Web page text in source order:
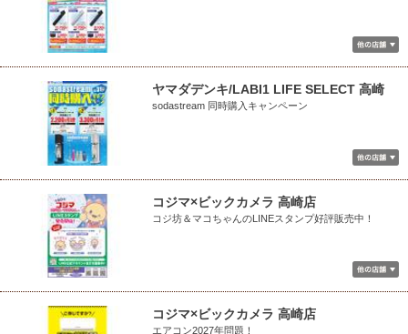
ヤマダデンキ/LABI1 LIFE SELECT 高崎
sodastream 同時購入キャンペーン
コジマ×ビックカメラ 高崎店
コジ坊＆マコちゃんのLINEスタンプ好評販売中！
コジマ×ビックカメラ 高崎店
エアコン2027年問題！